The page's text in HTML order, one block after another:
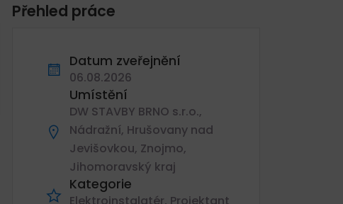
Přehled práce
Datum zveřejnění
06.08.2026
Umístění
DW STAVBY BRNO s.r.o.,
Nádražní, Hrušovany nad
Jevišovkou, Znojmo,
Jihomoravský kraj
Kategorie